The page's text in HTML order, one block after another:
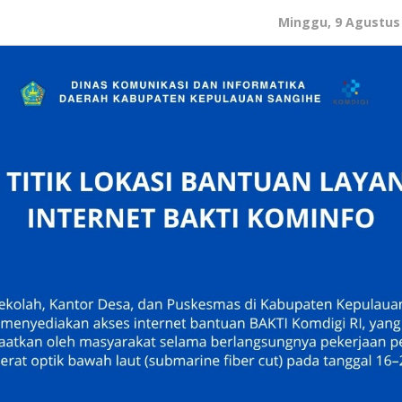
Minggu, 9 Agustus